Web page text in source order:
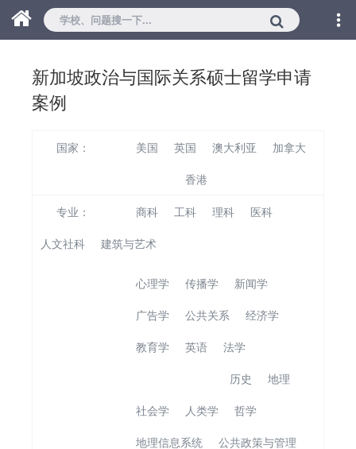
新加坡政治与国际关系硕士留学申请
案例
国家： 美国 英国 澳大利亚
加拿大
香港
专业： 商科 工科 理科
医科
人文社科
建筑与艺术
心理学 传播学
新闻学
广告学
公共关系
经济学
教育学
英语
法学
历史
地理
社会学
人类学
哲学
地理信息系统
公共政策与管理